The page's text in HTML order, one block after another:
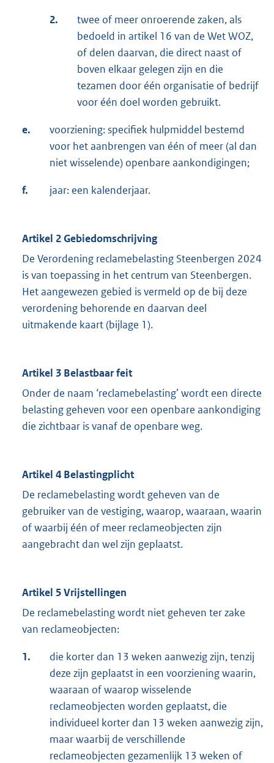
2.
twee of meer onroerende zaken, als
bedoeld in artikel 16 van de Wet WOZ,
of delen daarvan, die direct naast of
boven elkaar gelegen zijn en die
tezamen door één organisatie of bedrijf
voor één doel worden gebruikt.
e.
voorziening: specifiek hulpmiddel bestemd
voor het aanbrengen van één of meer (al dan
niet wisselende) openbare aankondigingen;
f. jaar: een kalenderjaar.
Artikel 2 Gebiedomschrijving
De Verordening reclamebelasting Steenbergen 2024
is van toepassing in het centrum van Steenbergen.
Het aangewezen gebied is vermeld op de bij deze
verordening behorende en daarvan deel
uitmakende kaart (bijlage 1).
Artikel 3 Belastbaar feit
Onder de naam ‘reclamebelasting’ wordt een directe
belasting geheven voor een openbare aankondiging
die zichtbaar is vanaf de openbare weg.
Artikel 4 Belastingplicht
De reclamebelasting wordt geheven van de
gebruiker van de vestiging, waarop, waaraan, waarin
of waarbij één of meer reclameobjecten zijn
aangebracht dan wel zijn geplaatst.
Artikel 5 Vrijstellingen
De reclamebelasting wordt niet geheven ter zake
van reclameobjecten:
1.
die korter dan 13 weken aanwezig zijn, tenzij
deze zijn geplaatst in een voorziening waarin,
waaraan of waarop wisselende
reclameobjecten worden geplaatst, die
individueel korter dan 13 weken aanwezig zijn,
maar waarbij de verschillende
reclameobjecten gezamenlijk 13 weken of